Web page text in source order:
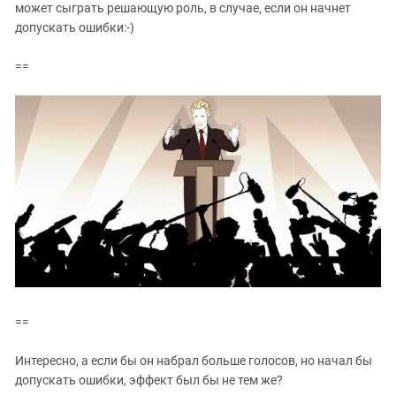
может сыграть решающую роль, в случае, если он начнет
допускать ошибки:-)
==
==
Интересно, а если бы он набрал больше голосов, но начал бы
допускать ошибки, эффект был бы не тем же?